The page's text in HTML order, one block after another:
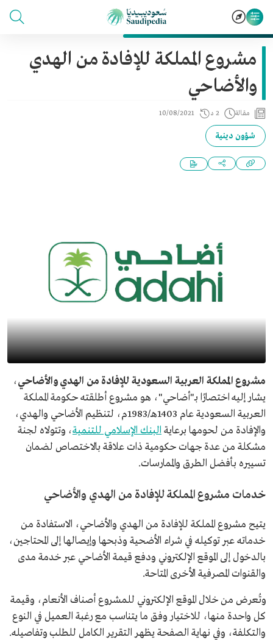
مشروع المملكة للإفادة من الهدي
والأضاحي
مقالة 2 د 10/08/2021
شؤون دينية
مشروع المملكة العربية السعودية للإفادة من الهدي والأضاحي،
يشار إليه اختصارًا بـ"أضاحي"، هو مشروع أطلقته حكومة المملكة
العربية السعودية عام 1403هـ/1983م، لتنظيم الأضاحي والهدي،
والإفادة من لحومها برعاية البنك الإسلامي للتنمية، وتتولاه لجنة
مشكلة من عدة جهات حكومية ذات علاقة بالاختصاص لضمان
تسييره بأفضل الطرق والممارسات.
خدمات مشروع المملكة للإفادة من الهدي والأضاحي
يتيح مشروع المملكة للإفادة من الهدي والأضاحي، الاستفادة من
خدماته عبر توكيله في شراء الأضحية وذبحها وإيصالها إلى المحتاجين،
بالدخول إلى الموقع الإلكتروني ودفع قيمة الأضاحي عبر خدمة مدى
والقنوات المصرفية الأخرى المتاحة.
وتُعرض من خلال الموقع الإلكتروني للمشروع أصناف الأنعام، وقيمة
كل واحدة منها، للاختيار وفق ما يتناسب مع رغبة العميل في النوع
والتكلفة، وفي نهاية الصفحة يظهر التقرير الكامل للطلب وتفاصيله.